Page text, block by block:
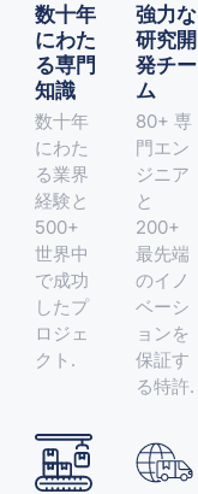
数十年
にわた
る専門
知識
数十年
にわた
る業界
経験と
500+
世界中
で成功
したプ
ロジェ
クト.
強力な
研究開
発チー
ム
80+ 専
門エン
ジニア
と
200+
最先端
のイノ
ベーシ
ョンを
保証す
る特許.